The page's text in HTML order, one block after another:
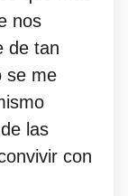
nos
de tan
se me
las
con